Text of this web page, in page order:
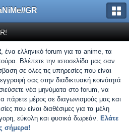
GR
, ένα ελληνικό forum για τα anime, τα
Βλέπετε την ιστοσελίδα μας σαν
σε όλες τις υπηρεσίες που είναι
σας στην διαδικτυακή κοινότητά
νέα μηνύματα στο forum, να
πάρετε μέρος σε διαγωνισμούς μας και
που είναι διαθέσιμες για τα μέλη
εύκολη και φυσικά δωρεάν. Ελάτε
σήμερα!